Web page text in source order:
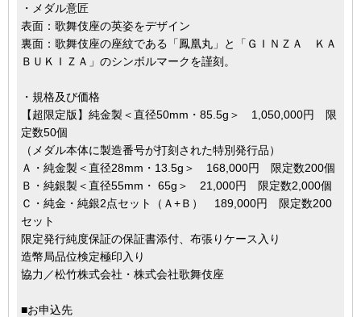
・メダル意匠
表面：歌舞伎座の英姿をデザイン
裏面：歌舞伎座の座紋である「鳳凰丸」と「ＧＩＮＺＡ ＫＡ
ＢＵＫＩＺＡ」のシンボルマークを謹刻。
・規格及び価格
【超限定版】純金製＜直径50mm・85.5g＞ 1,050,000円 限
定数50個
（メダル本体に製造番号が打刻された特別発行品）
Ａ・純金製＜直径28mm・13.5g＞ 168,000円 限定数200個
Ｂ・純銀製＜直径55mm・ 65g＞ 21,000円 限定数2,000個
Ｃ・純金・純銀2点セット（Ａ+Ｂ） 189,000円 限定数200
セット
限定発行純度保証の保証書添付、布張りケース入り
造幣局品位検定極印入り
協力／松竹株式会社・株式会社歌舞伎座
■お申込先